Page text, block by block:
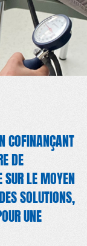
COFINANÇANT
DE
SUR LE MOYEN
SOLUTIONS,
UNE